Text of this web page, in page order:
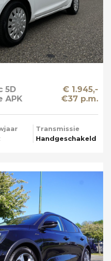
5D
APK
€ 1.945,-
€37 p.m.
Transmissie
Handgeschakeld